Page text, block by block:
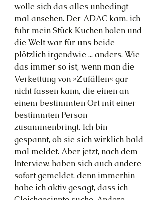
wolle sich das alles unbedingt
mal ansehen. Der ADAC kam, ich
fuhr mein Stück Kuchen holen und
die Welt war für uns beide
plötzlich irgendwie ... anders. Wie
das immer so ist, wenn man die
Verkettung von »Zufällen« gar
nicht fassen kann, die einen an
einem bestimmten Ort mit einer
bestimmten Person
zusammenbringt. Ich bin
gespannt, ob sie sich wirklich bald
mal meldet. Aber jetzt, nach dem
Interview, haben sich auch andere
sofort gemeldet, denn immerhin
habe ich aktiv gesagt, dass ich